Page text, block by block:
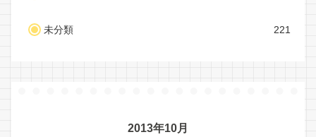
未分類 221
2013年10月